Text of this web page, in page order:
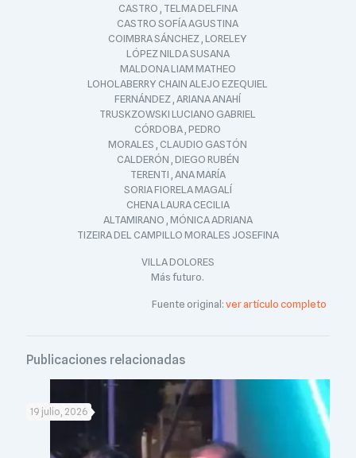
CASTRO , TELMA DELFINA
CASTRO SOFÍA AGUSTINA
COIMBRA SÁNCHEZ , LORELEY
LÓPEZ NILDA SUSANA
MALDONA LIAM MATHEO
LOHOLABERRY CHAIN ALEJO EZEQUIEL
FERNÁNDEZ , ARIANA ANAHÍ
TRUSKZOWSKI LUCIANO GABRIEL
CÓRDOBA , PEDRO
MORALES , CLAUDIO GASTÓN
CALDERÓN , DIEGO RUBÉN
TERENTI , ANA MARÍA
SORIA FIORELA MAGALÍ
CHENA LAURA CECILIA
ALTAMIRANO , MÓNICA ADRIANA
TIZEIRA DEL CAMPILLO MORALES JOSEFINA
VILLA DOLORES
Más futuro.
Fuente original:ver artículo completo
Publicaciones relacionadas
19 julio, 2026